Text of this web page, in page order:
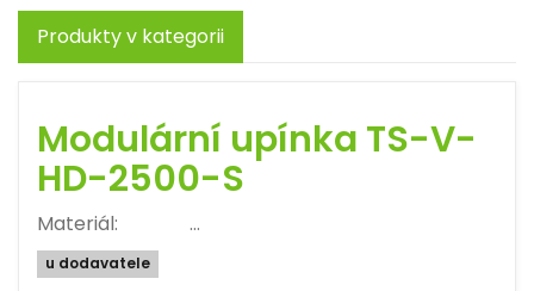
Produkty v kategorii
Modulární upínka TS-V-
HD-2500-S
Materiál: …
u dodavatele